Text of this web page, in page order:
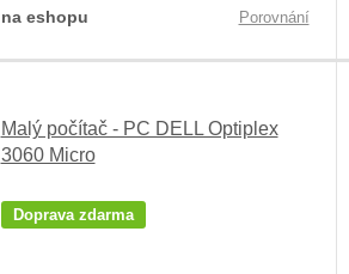
na eshopu
Porovnání
Malý počítač - PC DELL Optiplex
3060 Micro
Doprava zdarma